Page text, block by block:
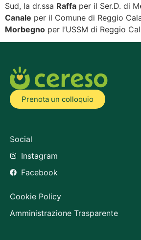
Sud, la dr.ssa Raffa per il Ser.D. di
Canale per il Comune di Reggio
Morbegno per l’USSM di Reggio
Prenota un colloquio
Social
Instagram
Facebook
Cookie Policy
Amministrazione Trasparente